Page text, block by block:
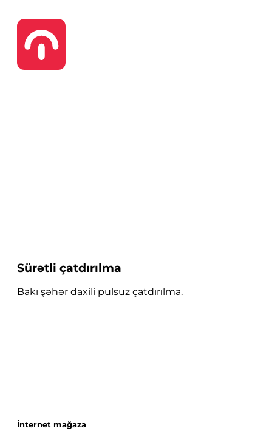
Sürətli çatdırılma
Bakı şəhər daxili pulsuz çatdırılma.
İnternet mağaza